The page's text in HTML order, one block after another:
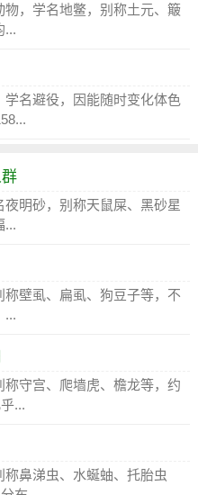
，学名地鳖，别称土元、簸
...
名避役，因能随时变化体色
明砂，别称天鼠屎、黑砂星
...
壁虱、扁虱、狗豆子等，不
...
守宫、爬墙虎、檐龙等，约
...
鼻涕虫、水蜒蚰、托胎虫